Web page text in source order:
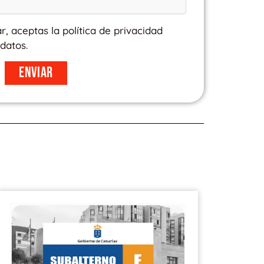
aceptas la política de privacidad
Enviar